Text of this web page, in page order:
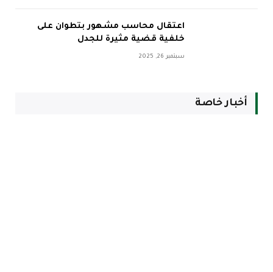
اعتقال محاسب مشهور بتطوان على
خلفية قضية مثيرة للجدل
سبتمبر 26, 2025
أخبار خاصة